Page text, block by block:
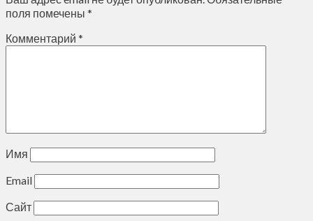
поля помечены *
Комментарий *
Имя
Email
Сайт